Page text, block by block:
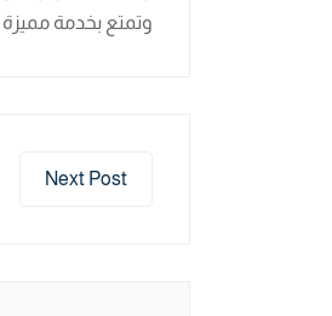
وتمتع بخدمة مميزة
Next Post